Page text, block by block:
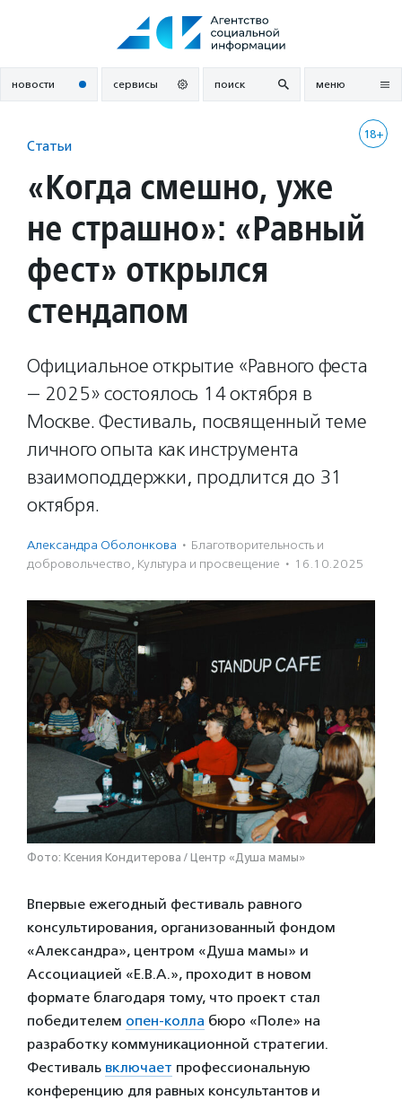
новости сервисы поиск меню
18+
Статьи
«Когда смешно, уже
не страшно»: «Равный
фест» открылся
стендапом
Официальное открытие «Равного феста
— 2025» состоялось 14 октября в
Москве. Фестиваль, посвященный теме
личного опыта как инструмента
взаимоподдержки, продлится до 31
октября.
Александра Оболонкова · Благотвори­тель­ность и
доброволь­чест­во, Культура и просвещение · 16.10.2025
Фото: Ксения Кондитерова / Центр «Душа мамы»
Впервые ежегодный фестиваль равного
консультирования, организованный фондом
«Александра», центром «Душа мамы» и
Ассоциацией «Е.В.А.», проходит в новом
формате благодаря тому, что проект стал
победителем опен-колла бюро «Поле» на
разработку коммуникационной стратегии.
Фестиваль включает профессиональную
конференцию для равных консультантов и